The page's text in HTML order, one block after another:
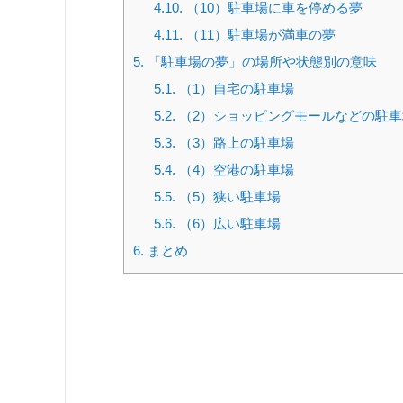
4.10. （10）駐車場に車を停める夢
4.11. （11）駐車場が満車の夢
5. 「駐車場の夢」の場所や状態別の意味
5.1. （1）自宅の駐車場
5.2. （2）ショッピングモールなどの駐
5.3. （3）路上の駐車場
5.4. （4）空港の駐車場
5.5. （5）狭い駐車場
5.6. （6）広い駐車場
6. まとめ